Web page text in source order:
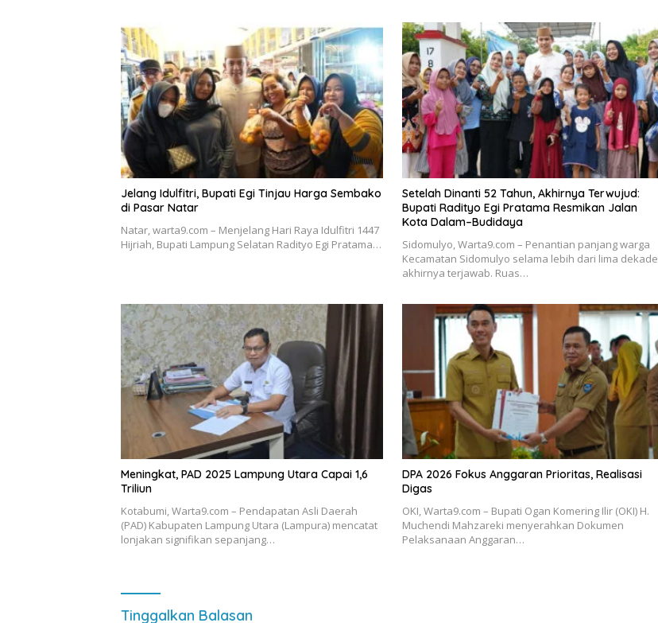
Jelang Idulfitri, Bupati Egi Tinjau Harga Sembako
di Pasar Natar
Natar, warta9.com – Menjelang Hari Raya Idulfitri 1447
Hijriah, Bupati Lampung Selatan Radityo Egi Pratama…
Setelah Dinanti 52 Tahun, Akhirnya Terwujud:
Bupati Radityo Egi Pratama Resmikan Jalan
Kota Dalam–Budidaya
Sidomulyo, Warta9.com – Penantian panjang warga
Kecamatan Sidomulyo selama lebih dari lima dekade
akhirnya terjawab. Ruas…
Meningkat, PAD 2025 Lampung Utara Capai 1,6
Triliun
Kotabumi, Warta9.com – Pendapatan Asli Daerah
(PAD) Kabupaten Lampung Utara (Lampura) mencatat
lonjakan signifikan sepanjang…
DPA 2026 Fokus Anggaran Prioritas, Realisasi
Digas
OKI, Warta9.com – Bupati Ogan Komering Ilir (OKI) H.
Muchendi Mahzareki menyerahkan Dokumen
Pelaksanaan Anggaran…
Tinggalkan Balasan